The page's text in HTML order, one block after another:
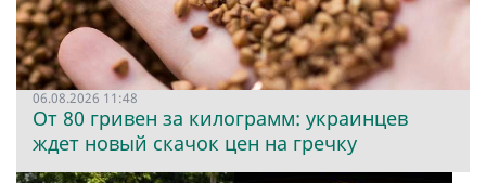
06.08.2026 11:48
От 80 гривен за килограмм: украинцев
ждет новый скачок цен на гречку